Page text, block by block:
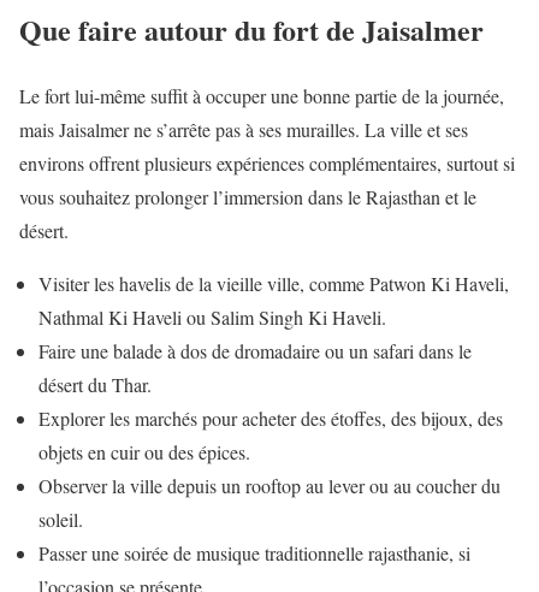
Que faire autour du fort de Jaisalmer
Le fort lui-même suffit à occuper une bonne partie de la journée,
mais Jaisalmer ne s’arrête pas à ses murailles. La ville et ses
environs offrent plusieurs expériences complémentaires, surtout si
vous souhaitez prolonger l’immersion dans le Rajasthan et le
désert.
Visiter les havelis de la vieille ville, comme Patwon Ki Haveli,
Nathmal Ki Haveli ou Salim Singh Ki Haveli.
Faire une balade à dos de dromadaire ou un safari dans le
désert du Thar.
Explorer les marchés pour acheter des étoffes, des bijoux, des
objets en cuir ou des épices.
Observer la ville depuis un rooftop au lever ou au coucher du
soleil.
Passer une soirée de musique traditionnelle rajasthanie, si
l’occasion se présente.